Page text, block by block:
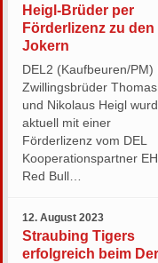
Heigl-Brüder per
Förderlizenz zu den
Jokern
DEL2 (Kaufbeuren/PM)
Zwillingsbrüder Thomas
und Nikolaus Heigl
aktuell mit einer
Förderlizenz vom DEL
Kooperationspartner
Red Bull…
12. August 2023
Straubing Tigers
erfolgreich beim